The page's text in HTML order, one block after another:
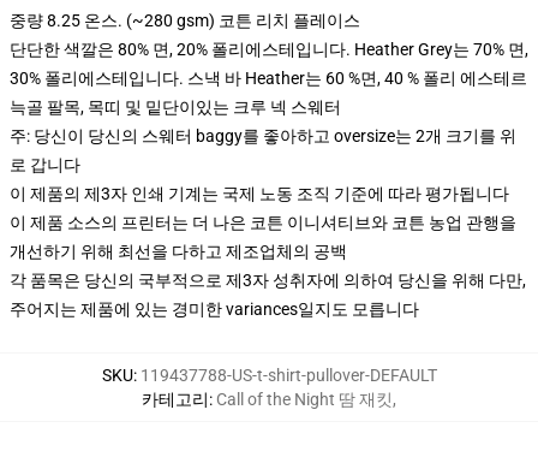
중량 8.25 온스. (~280 gsm) 코튼 리치 플레이스
단단한 색깔은 80% 면, 20% 폴리에스테입니다. Heather Grey는 70% 면,
30% 폴리에스테입니다. 스낵 바 Heather는 60 %면, 40 % 폴리 에스테르
늑골 팔목, 목띠 및 밑단이있는 크루 넥 스웨터
주: 당신이 당신의 스웨터 baggy를 좋아하고 oversize는 2개 크기를 위
로 갑니다
이 제품의 제3자 인쇄 기계는 국제 노동 조직 기준에 따라 평가됩니다
이 제품 소스의 프린터는 더 나은 코튼 이니셔티브와 코튼 농업 관행을
개선하기 위해 최선을 다하고 제조업체의 공백
각 품목은 당신의 국부적으로 제3자 성취자에 의하여 당신을 위해 다만,
주어지는 제품에 있는 경미한 variances일지도 모릅니다
SKU: 119437788-US-t-shirt-pullover-DEFAULT
카테고리: Call of the Night 땀 재킷,